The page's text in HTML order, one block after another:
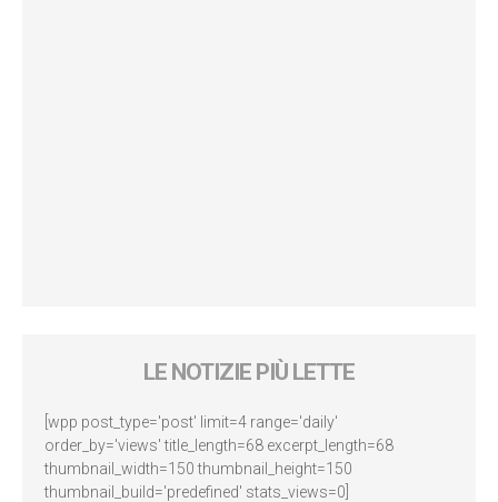
LE NOTIZIE PIÙ LETTE
[wpp post_type='post' limit=4 range='daily'
order_by='views' title_length=68 excerpt_length=68
thumbnail_width=150 thumbnail_height=150
thumbnail_build='predefined' stats_views=0]